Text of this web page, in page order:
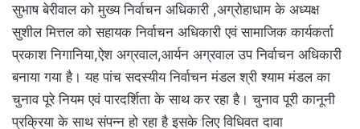
सुभाष बेरीवाल को मुख्य निर्वाचन अधिकारी ,अग्रोहाधाम के अध्यक्ष
सुशील मित्तल को सहायक निर्वाचन अधिकारी एवं सामाजिक कार्यकर्ता
प्रकाश निगानिया,ऐश अग्रवाल,आर्यन अग्रवाल उप निर्वाचन अधिकारी
बनाया गया है। यह पांच सदस्यीय निर्वाचन मंडल श्री श्याम मंडल का
चुनाव पूरे नियम एवं पारदर्शिता के साथ कर रहा है। चुनाव पूरी कानूनी
प्रक्रिया के साथ संपन्न हो रहा है इसके लिए विधिवत दावा